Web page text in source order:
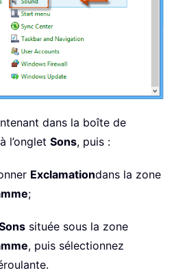
dans la boîte de
l’onglet Sons, puis :
Exclamationdans la zone
;
située sous la zone
, puis sélectionnez